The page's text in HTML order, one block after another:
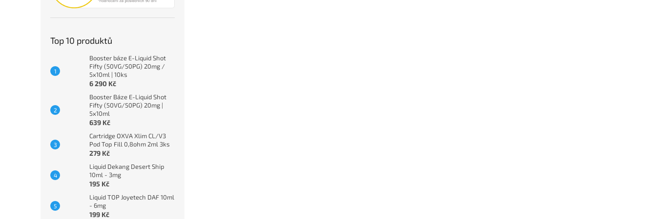
Top 10 produktů
Booster báze E-Liquid Shot
Fifty (50VG/50PG) 20mg /
5x10ml | 10ks
6 290 Kč
Booster Báze E-Liquid Shot
Fifty (50VG/50PG) 20mg |
5x10ml
639 Kč
Cartridge OXVA Xlim CL/V3
Pod Top Fill 0,8ohm 2ml 3ks
279 Kč
Liquid Dekang Desert Ship
10ml - 3mg
195 Kč
Liquid TOP Joyetech DAF 10ml
- 6mg
199 Kč